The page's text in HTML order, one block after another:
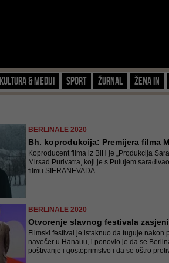
Kultura & Mediji Sport Žurnal Žena IN
BERLINALE 2020
Bh. koprodukcija: Premijera filma
Koproducent filma iz BiH je „Produkcija
Mirsad Purivatra, koji je s Puiujem
filmu SIERANEVADA
BERLINALE 2020
Otvorenje slavnog festivala
Filmski festival je istaknuo da tuguje nakon
navečer u Hanauu, i ponovio je da se
poštivanje i gostoprimstvo i da se oštro